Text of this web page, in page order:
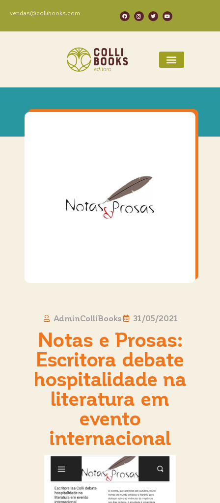
vendas@collibooks.com
AdminColliBooks 31/05/2021
Notas e Prosas:
Escritora debate
hospitalidade na
literatura em
evento
internacional